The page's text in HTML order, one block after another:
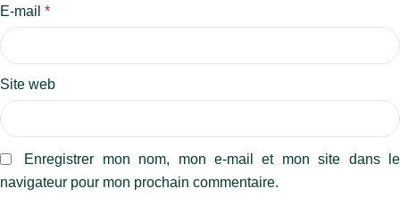
E-mail *
Site web
Enregistrer mon nom, mon e-mail et mon site dans le
navigateur pour mon prochain commentaire.